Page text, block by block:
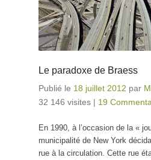
Le paradoxe de Braess
Publié le 18 juillet 2012 par
32 146 visites | 19
En 1990, à l’occasion de la «
municipalité de New York
rue à la circulation. Cette rue